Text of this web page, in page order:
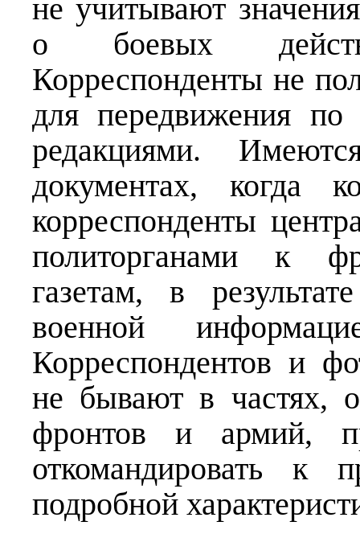
не учитывают
о боевых
Корреспонденты не
для передвижения
редакциями.
документах, когда
корреспонденты
политорганами к
газетам, в
военной
Корреспондентов и
не бывают в частях,
фронтов и армий,
откомандировать к
подробной